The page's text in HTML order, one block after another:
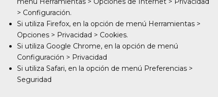
> Configuración.
Si utiliza Firefox, en la opción de menú Herramientas >
Opciones > Privacidad > Cookies.
Si utiliza Google Chrome, en la opción de menú
Configuración > Privacidad
Si utiliza Safari, en la opción de menú Preferencias >
Seguridad